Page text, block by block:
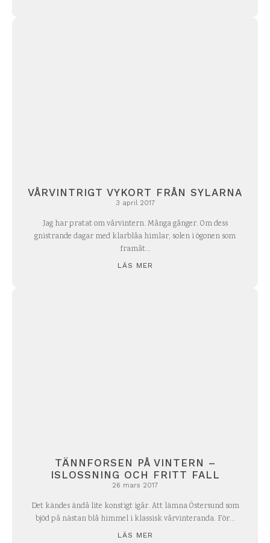
VÅRVINTRIGT VYKORT FRÅN SYLARNA
3 april 2017
Jag har pratat om vårvintern. Många gånger. Om dess
gnistrande dagar med klarblåa himlar, solen i ögonen som
framåt...
LÄS MER
TÄNNFORSEN PÅ VINTERN –
ISLOSSNING OCH FRITT FALL
26 mars 2017
Det kändes ändå lite konstigt igår. Att lämna Östersund som
bjöd på nästan blå himmel i klassisk vårvinteranda. För...
LÄS MER